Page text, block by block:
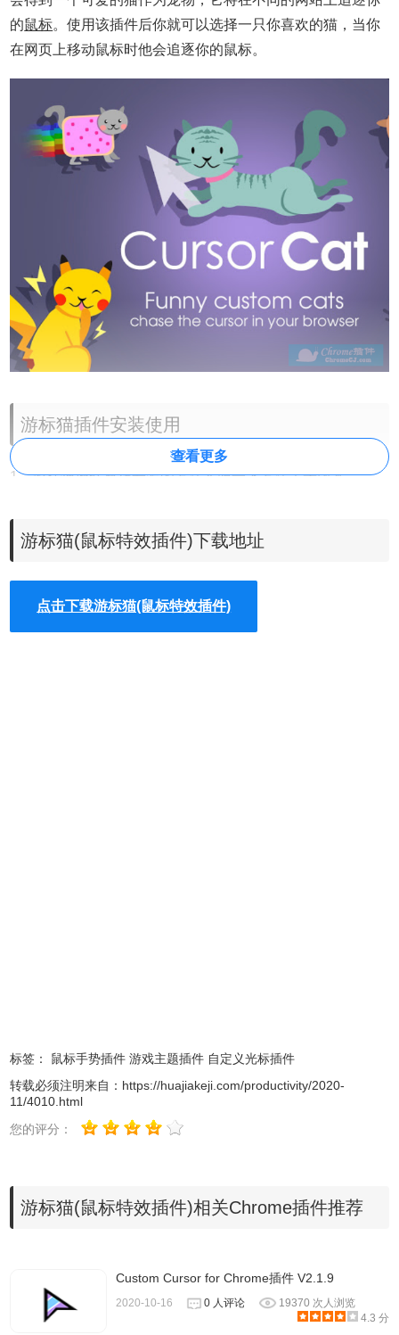
的鼠标。使用该插件后你就可以选择一只你喜欢的猫，当你
在网页上移动鼠标时他会追逐你的鼠标。
游标猫插件安装使用
1、游标猫插件离线安装的方法参照一下方法：老版本
【chrome://extensions/】进入chrome扩展程序，解压你在本
站下载的插件，并拖入扩展程序页即可。
3、插件安装后会出现在
查看更多
游标猫(鼠标特效插件)下载地址
点击下载游标猫(鼠标特效插件)
标签： 鼠标手势插件 游戏主题插件 自定义光标插件
转载必须注明来自： https://huajiakeji.com/productivity/2020-
11/4010.html
您的评分：
游标猫(鼠标特效插件)相关Chrome插件推荐
Custom Cursor for Chrome插件 V2.1.9
2020-10-16 0 人评论
19370 次人浏览
4.3 分